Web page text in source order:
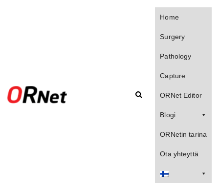
Search
Home
Surgery
Pathology
Capture
ORNet Editor
Blogi
ORNetin tarina
Ota yhteyttä